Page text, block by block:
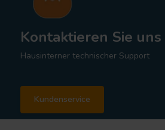
Kontaktieren Sie uns
Hausinterner technischer Support
Kundenservice